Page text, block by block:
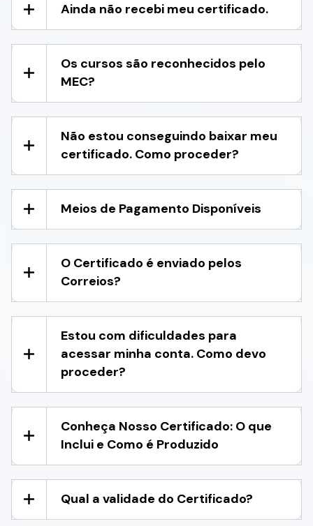
Ainda não recebi meu certificado.
Os cursos são reconhecidos pelo
MEC?
Não estou conseguindo baixar meu
certificado. Como proceder?
Meios de Pagamento Disponíveis
O Certificado é enviado pelos
Correios?
Estou com dificuldades para
acessar minha conta. Como devo
proceder?
Conheça Nosso Certificado: O que
Inclui e Como é Produzido
Qual a validade do Certificado?